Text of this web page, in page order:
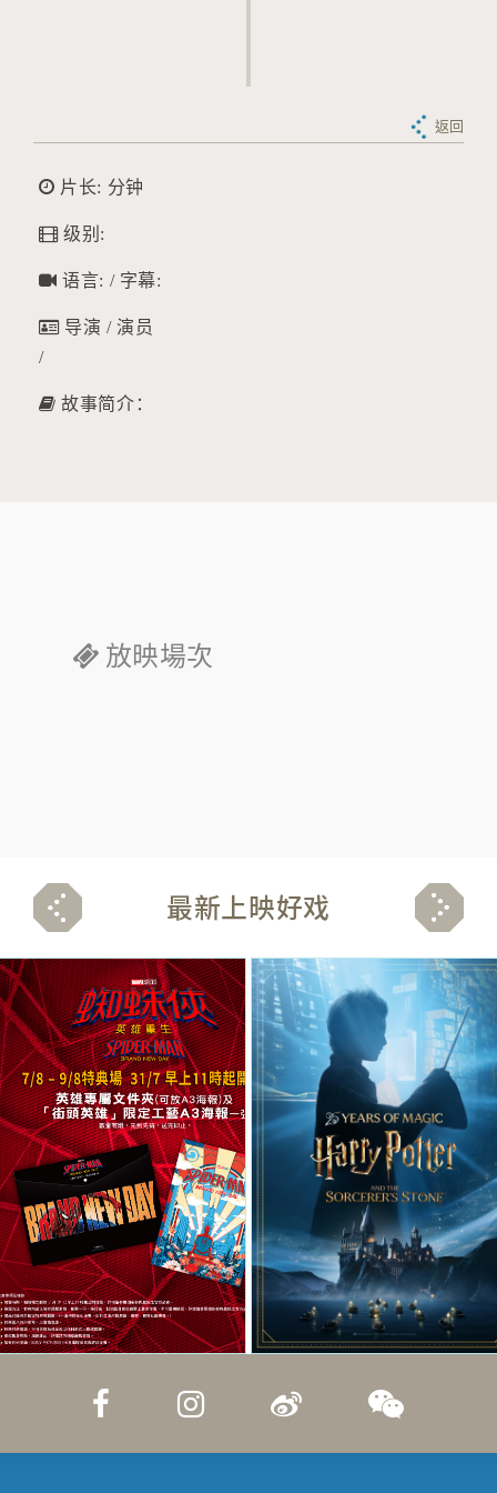
返回
片长: 分钟
级别:
语言: / 字幕:
导演 / 演员
/
故事简介：
放映場次
最新上映好戏